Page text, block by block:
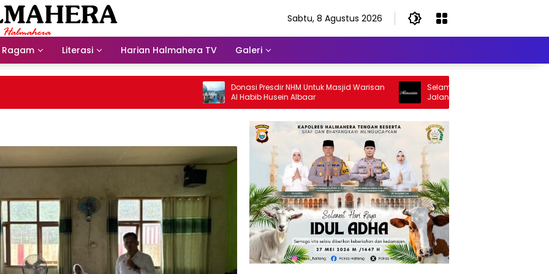
Sabtu, 8 Agustus 2026
Ragam Literasi Harian Halmahera TV Galeri
Donasi Presdir NHM Untuk Masjid Warisan
Al Habib Husein Albaar
Selamat Jalan Sang Inspirator,
Jalan Abangku Yuslam Idris